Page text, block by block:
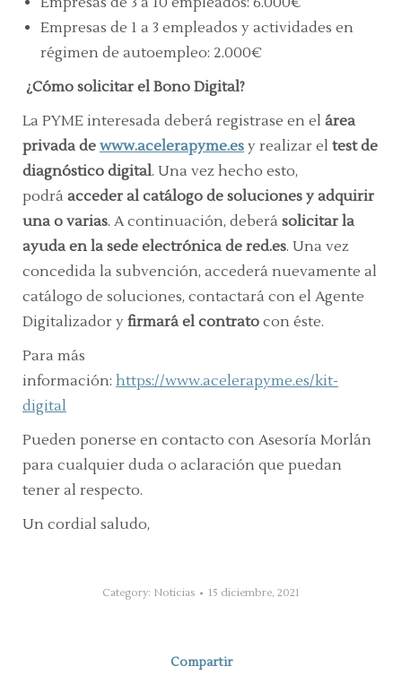
Empresas de 1 a 3 empleados y actividades en
régimen de autoempleo: 2.000€
¿Cómo solicitar el Bono Digital?
La PYME interesada deberá registrase en el área
privada de www.acelerapyme.es y realizar el test de
diagnóstico digital. Una vez hecho esto,
podrá acceder al catálogo de soluciones y adquirir
una o varias. A continuación, deberá solicitar la
ayuda en la sede electrónica de red.es. Una vez
concedida la subvención, accederá nuevamente al
catálogo de soluciones, contactará con el Agente
Digitalizador y firmará el contrato con éste.
Para más
información: https://www.acelerapyme.es/kit-
digital
Pueden ponerse en contacto con Asesoría Morlán
para cualquier duda o aclaración que puedan
tener al respecto.
Un cordial saludo,
Category: Noticias 15 diciembre, 2021
Compartir